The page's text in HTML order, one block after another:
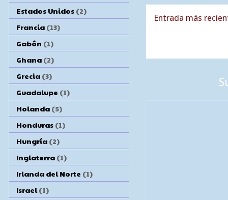
Entrada más
Estados Unidos (2)
Francia (13)
Gabón (1)
Ghana (2)
Grecia (3)
Guadalupe (1)
Holanda (5)
Honduras (1)
Hungría (2)
Inglaterra (1)
Irlanda del Norte (1)
Israel (1)